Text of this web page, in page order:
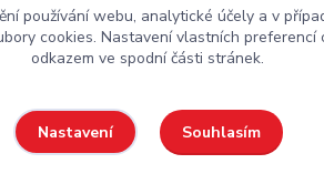
používání webu, analytické účely a v
cookies. Nastavení vlastních
odkazem ve spodní části stránek.
Nastavení Souhlasím